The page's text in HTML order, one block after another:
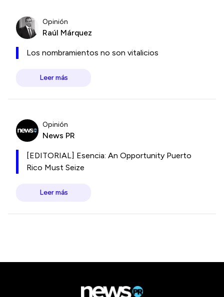
Opinión
Raúl Márquez
Los nombramientos no son vitalicios
Leer más
Opinión
News PR
[EDITORIAL] Esencia: An Opportunity Puerto
Rico Must Seize
Leer más